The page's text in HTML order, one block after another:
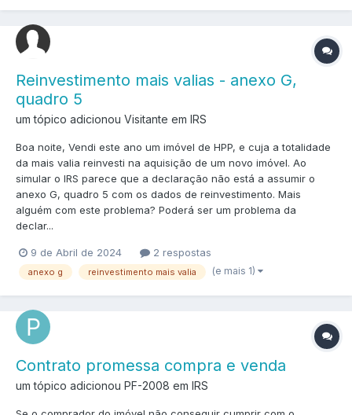
Reinvestimento mais valias - anexo G,
quadro 5
um tópico adicionou Visitante em IRS
Boa noite, Vendi este ano um imóvel de HPP, e cuja a totalidade
da mais valia reinvesti na aquisição de um novo imóvel. Ao
simular o IRS parece que a declaração não está a assumir o
anexo G, quadro 5 com os dados de reinvestimento. Mais
alguém com este problema? Poderá ser um problema da
declar...
9 de Abril de 2024 2 respostas
anexo g reinvestimento mais valia (e mais 1)
Contrato promessa compra e venda
um tópico adicionou PF-2008 em IRS